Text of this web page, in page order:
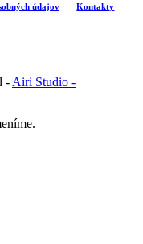
údajov Kontakty
- Airi Studio -